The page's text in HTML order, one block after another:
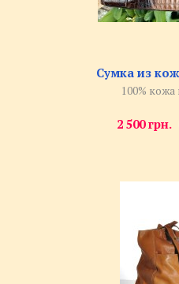
Сумка из
100%
2 500 грн.